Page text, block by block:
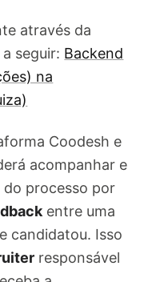
através da
seguir: Backend
na
Coodesh e
acompanhar e
do processo por
entre uma
candidatou. Isso
responsável